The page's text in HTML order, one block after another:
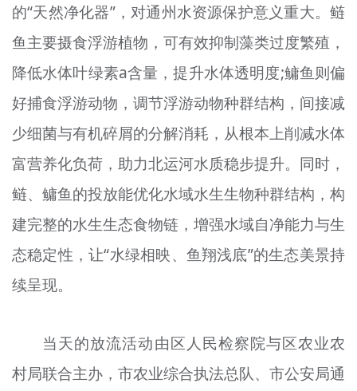
的“天然净化器”，对通州水资源保护意义重大。鲢
鱼主要摄食浮游植物，可有效抑制藻类过度繁殖，
降低水体叶绿素a含量，提升水体透明度;鳙鱼则偏
好捕食浮游动物，调节浮游动物种群结构，间接减
少细菌与有机碎屑的分解消耗，从根本上削减水体
富营养化负荷，助力北运河水质稳步提升。同时，
鲢、鳙鱼的投放能优化水域水生生物种群结构，构
建完整的水生生态食物链，增强水域自净能力与生
态稳定性，让“水绿相映、鱼翔浅底”的生态美景持
续呈现。
当天的放流活动由区人民检察院与区农业农
村局联合主办，市农业综合执法总队、市公安局通